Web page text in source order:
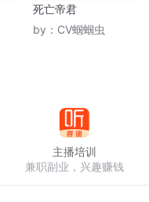
死亡帝君
by： CV蝈蝈虫
主播培训
兼职副业，兴趣赚钱